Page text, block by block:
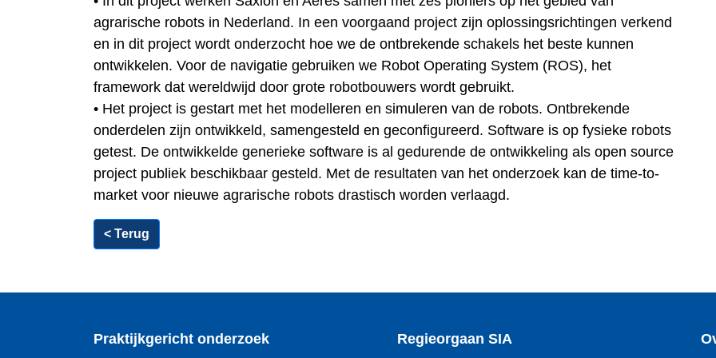
agrarische robots in Nederland. In een voorgaand project zijn oplossingsrichtingen verkend
en in dit project wordt onderzocht hoe we de ontbrekende schakels het beste kunnen
ontwikkelen. Voor de navigatie gebruiken we Robot Operating System (ROS), het
framework dat wereldwijd door grote robotbouwers wordt gebruikt.
• Het project is gestart met het modelleren en simuleren van de robots. Ontbrekende
onderdelen zijn ontwikkeld, samengesteld en geconfigureerd. Software is op fysieke robots
getest. De ontwikkelde generieke software is al gedurende de ontwikkeling als open source
project publiek beschikbaar gesteld. Met de resultaten van het onderzoek kan de time-to-
market voor nieuwe agrarische robots drastisch worden verlaagd.
< Terug
Praktijkgericht onderzoek Regieorgaan SIA